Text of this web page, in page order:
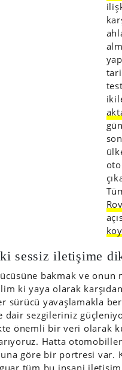
sessiz iletişime
bakmak ve
ki yaya olarak
sürücü yavaşlamakla
dair sezgileriniz
önemli bir veri olarak
Hatta
göre bir portresi var.
tüm bu insani